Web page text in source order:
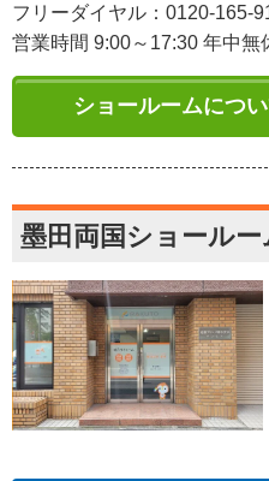
フリーダイヤル：0120-165-
営業時間 9:00～17:30 年中無
ショールームにつ
墨田両国ショールー